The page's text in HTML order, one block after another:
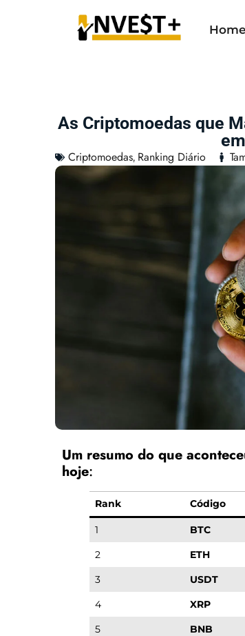
Home
As Criptomoedas que
Criptomoedas, Ranking Diário
Um resumo do que
hoje:
Rank Código
1 BTC
2
ETH
3
USDT
4
XRP
5
BNB